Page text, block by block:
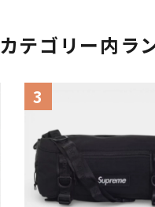
カテゴリー内ラ